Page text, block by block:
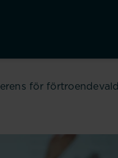
för